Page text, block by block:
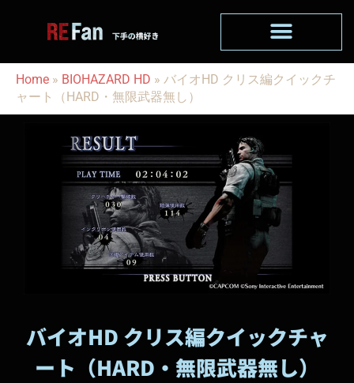
ッ
Home » BIOHAZARD HD » バイオHD クリス編クイックチ
ャート（HARD・無限武器無し）
バイオHD クリス編クイックチャ
ート（HARD・無限武器無し）